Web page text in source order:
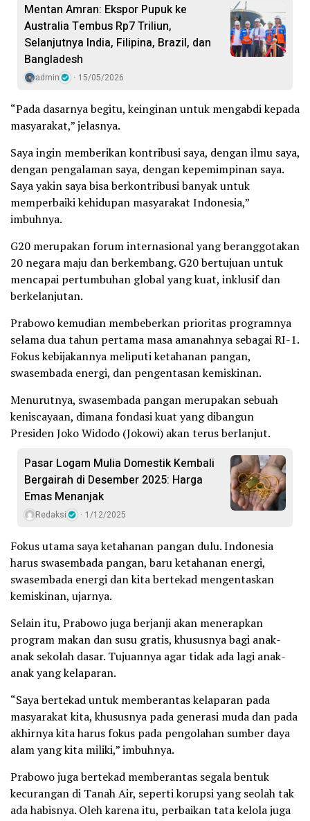
Mentan Amran: Ekspor Pupuk ke
Australia Tembus Rp7 Triliun,
Selanjutnya India, Filipina, Brazil, dan
Bangladesh
admin 15/05/2026
“Pada dasarnya begitu, keinginan untuk mengabdi kepada
masyarakat,” jelasnya.
Saya ingin memberikan kontribusi saya, dengan ilmu saya,
dengan pengalaman saya, dengan kepemimpinan saya.
Saya yakin saya bisa berkontribusi banyak untuk
memperbaiki kehidupan masyarakat Indonesia,”
imbuhnya.
G20 merupakan forum internasional yang beranggotakan
20 negara maju dan berkembang. G20 bertujuan untuk
mencapai pertumbuhan global yang kuat, inklusif dan
berkelanjutan.
Prabowo kemudian membeberkan prioritas programnya
selama dua tahun pertama masa amanahnya sebagai RI-1.
Fokus kebijakannya meliputi ketahanan pangan,
swasembada energi, dan pengentasan kemiskinan.
Menurutnya, swasembada pangan merupakan sebuah
keniscayaan, dimana fondasi kuat yang dibangun
Presiden Joko Widodo (Jokowi) akan terus berlanjut.
Pasar Logam Mulia Domestik Kembali
Bergairah di Desember 2025: Harga
Emas Menanjak
Redaksi 1/12/2025
Fokus utama saya ketahanan pangan dulu. Indonesia
harus swasembada pangan, baru ketahanan energi,
swasembada energi dan kita bertekad mengentaskan
kemiskinan, ujarnya.
Selain itu, Prabowo juga berjanji akan menerapkan
program makan dan susu gratis, khususnya bagi anak-
anak sekolah dasar. Tujuannya agar tidak ada lagi anak-
anak yang kelaparan.
“Saya bertekad untuk memberantas kelaparan pada
masyarakat kita, khususnya pada generasi muda dan pada
akhirnya kita harus fokus pada pengolahan sumber daya
alam yang kita miliki,” imbuhnya.
Prabowo juga bertekad memberantas segala bentuk
kecurangan di Tanah Air, seperti korupsi yang seolah tak
ada habisnya. Oleh karena itu, perbaikan tata kelola juga